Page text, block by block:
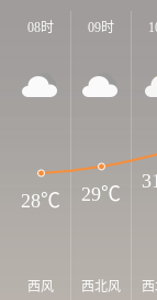
08时
西风
09时
西北风
28℃ 29℃